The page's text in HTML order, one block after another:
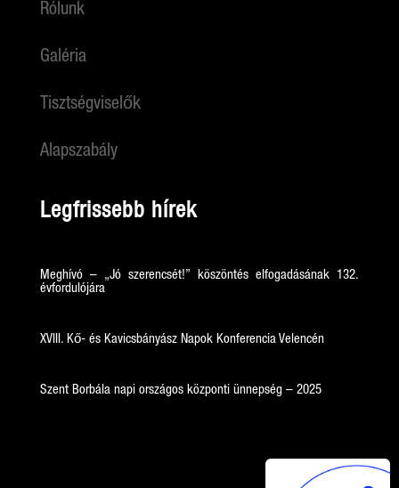
Rólunk
Galéria
Tisztségviselők
Alapszabály
Legfrissebb hírek
Meghívó – „Jó szerencsét!” köszöntés elfogadásának 132.
évfordulójára
XVIII. Kő- és Kavicsbányász Napok Konferencia Velencén
Szent Borbála napi országos központi ünnepség – 2025